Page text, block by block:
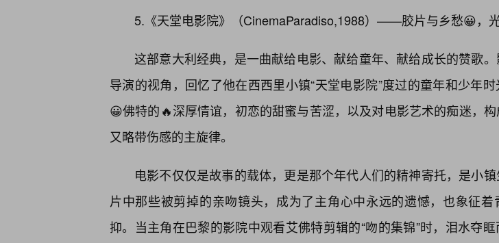
5.《天堂电影院》（CinemaParadiso,1988）——胶片与乡愁😀，
这部意大利经典，是一曲献给电影、献给童年、献给成长的赞歌
导演的视角，回忆了他在西西里小镇“天堂电影院”度过的童年和少年
😀佛特的🔥深厚情谊，初恋的甜蜜与苦涩，以及对电影艺术的痴迷，
又略带伤感的主旋律。
电影不仅仅是故事的载体，更是那个年代人们的精神寄托，是小
片中那些被剪掉的亲吻镜头，成为了主角心中永远的遗憾，也象征
抑。当主角在巴黎的影院中观看艾佛特剪辑的“吻的集锦”时，泪水夺